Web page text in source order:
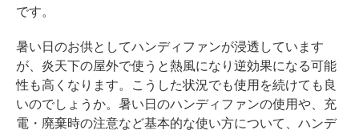
です。
暑い日のお供としてハンディファンが浸透しています
が、炎天下の屋外で使うと熱風になり逆効果になる可能
性も高くなります。こうした状況でも使用を続けても良
いのでしょうか。暑い日のハンディファンの使用や、充
電・廃棄時の注意など基本的な使い方について、ハンデ